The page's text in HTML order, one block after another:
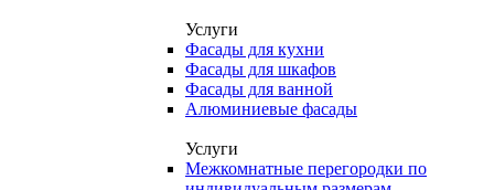
Услуги
Фасады для кухни
Фасады для шкафов
Фасады для ванной
Алюминиевые фасады
Услуги
Межкомнатные перегородки по